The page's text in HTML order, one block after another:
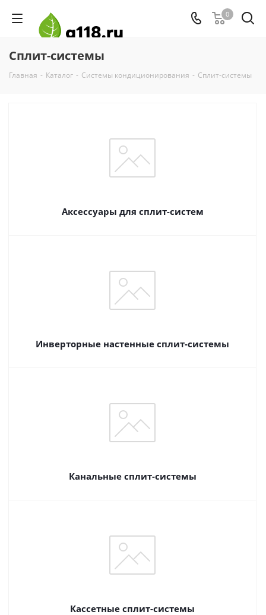
0
Сплит-системы
Главная - Каталог - Системы кондиционирования - Сплит-системы
Аксессуары для сплит-систем
Инверторные настенные сплит-системы
Канальные сплит-системы
Кассетные сплит-системы